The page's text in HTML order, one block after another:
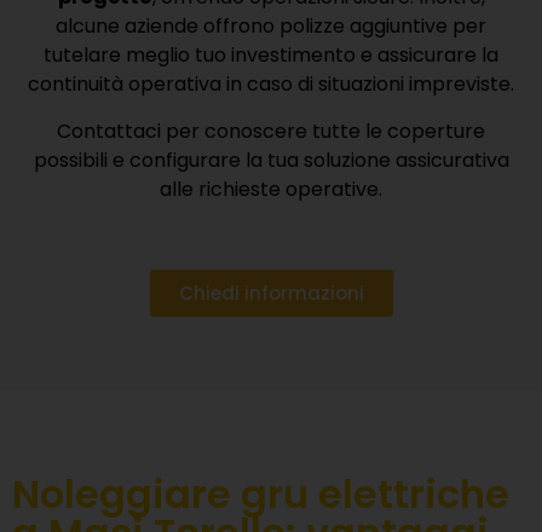
alcune aziende offrono polizze aggiuntive per
tutelare meglio tuo investimento e assicurare la
continuità operativa in caso di situazioni impreviste.
Contattaci per conoscere tutte le coperture
possibili e configurare la tua soluzione assicurativa
alle richieste operative.
Chiedi informazioni
Noleggiare gru elettriche